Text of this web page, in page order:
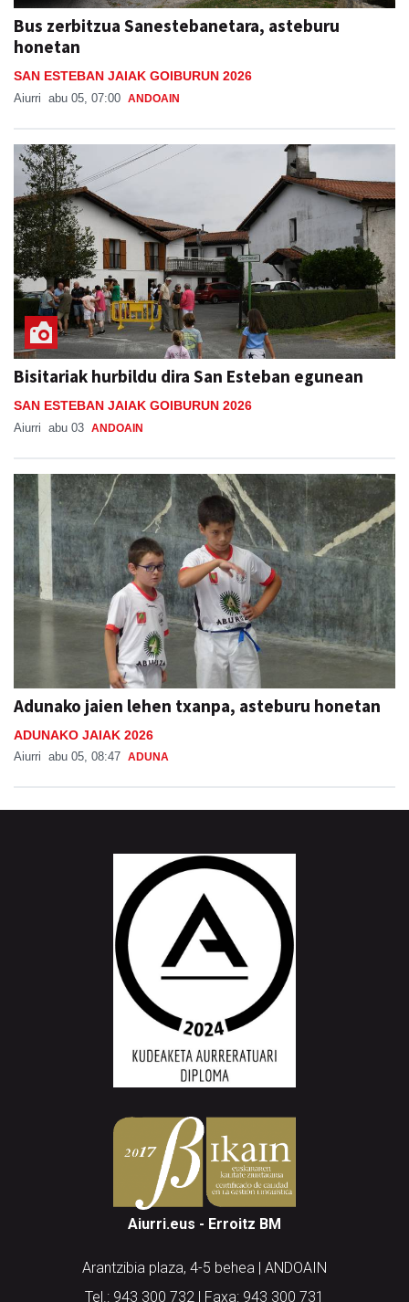
Bus zerbitzua Sanestebanetara, asteburu
honetan
SAN ESTEBAN JAIAK GOIBURUN 2026
Aiurri abu 05, 07:00 ANDOAIN
Bisitariak hurbildu dira San Esteban egunean
SAN ESTEBAN JAIAK GOIBURUN 2026
Aiurri abu 03 ANDOAIN
Adunako jaien lehen txanpa, asteburu honetan
ADUNAKO JAIAK 2026
Aiurri abu 05, 08:47 ADUNA
Aiurri.eus - Erroitz BM
Arantzibia plaza, 4-5 behea | ANDOAIN
Tel.: 943 300 732 | Faxa: 943 300 731